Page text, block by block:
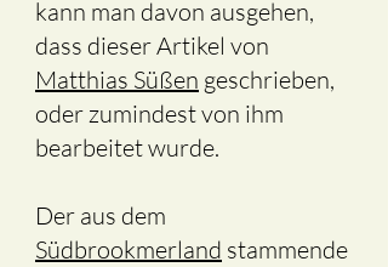
kann man davon ausgehen,
dass dieser Artikel von
Matthias Süßen geschrieben,
oder zumindest von ihm
bearbeitet wurde.
Der aus dem
Südbrookmerland stammende